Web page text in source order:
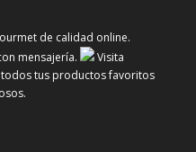
de calidad online.
mensajería.
Visita
tus productos favoritos